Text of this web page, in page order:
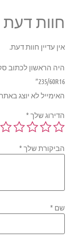
חוות דעת
אין עדיין חוות דעת.
235/60R16”
האימייל לא יוצג באתר.
הדירוג שלך*
הביקורת שלך*
שם*